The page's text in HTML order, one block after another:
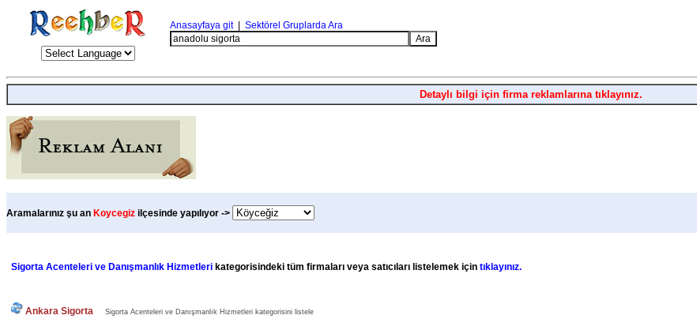
Anasayfaya git| Sektörel Gruplarda Ara
Detaylı bilgi için firma reklamlarına tıklayınız.
Aramalarınız şu an Koycegiz ilçesinde yapılıyor ->
Sigorta Acenteleri ve Danışmanlık Hizmetleri kategorisindeki tüm firmaları veya satıcıları listelemek için tıklayınız.
Ankara Sigorta Sigorta Acenteleri ve Danışmanlık Hizmetleri kategorisini listele